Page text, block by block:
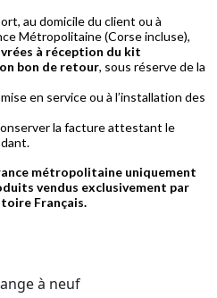
au domicile du client ou à
Métropolitaine (Corse incluse),
à réception du kit
bon de retour, sous réserve de la
en service ou à l’installation des
la facture attestant le
métropolitaine uniquement
vendus exclusivement par
Français.
à neuf